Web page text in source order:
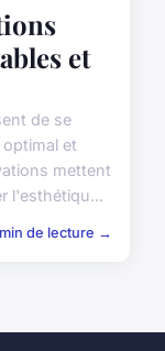
et
de se
et
mettent
l'esthétiqu...
de lecture →